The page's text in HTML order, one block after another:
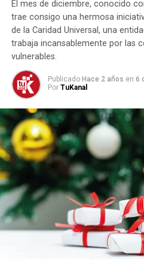
HASTA LA PRÓXIMA
La Discapacidad no Detiene,
NO TE PIERDAS
Aprueban alivio financiero a
impuestos en Cúcuta.
El mes de diciembre, conocido
trae consigo una hermosa
de la Caridad Universal, una
trabaja incansablemente por las
vulnerables.
Publicado Hace 2 años en 6
Por TuKanal